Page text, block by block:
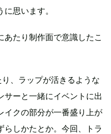
思います。
たり制作面で意識したこ
、ラップが活きるような
サーと一緒にイベントに出
イクの部分が一番盛り上が
らしかたとか。今回、トラ